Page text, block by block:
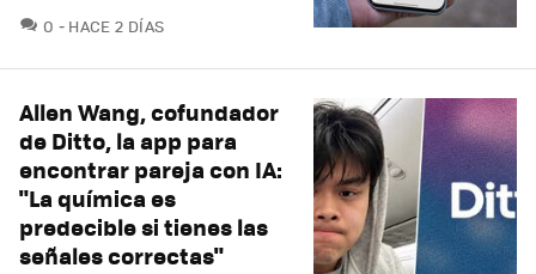
0 COMENTARIOS
HACE 2 DÍAS
Allen Wang, cofundador
de Ditto, la app para
encontrar pareja con IA:
"La química es
predecible si tienes las
señales correctas"